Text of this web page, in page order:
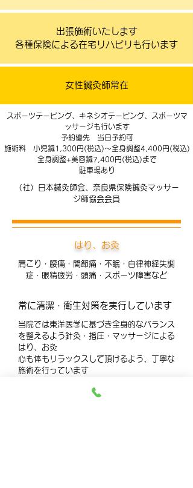
出張施術いたします
各種保険による在宅リハビリも行います
女性鍼灸師常在
スポーツテーピング、キネシオテーピング、スポーツマ
ッサージも行います
予約優先 当日予約可
施術料 小児鍼1,300円(税込)～全身調整4,400円(税込)
全身調整+美容鍼7,400円(税込)まで
駐車場あり
（社）日本鍼灸師会、奈良県保険鍼灸マッサー
ジ師協会会員
はり、お灸
肩こり・腰痛・関節痛・不眠・自律神経失調
症・眼精疲労・頭痛・スポーツ障害など
常に清潔・衛生対策を実行しています
当院では東洋医学に基づき全身的なバランス
を整えるよう針灸・指圧・マッサージによる
はり、お灸
心も体もリラックスして頂けるよう、丁寧な
施術を行っています